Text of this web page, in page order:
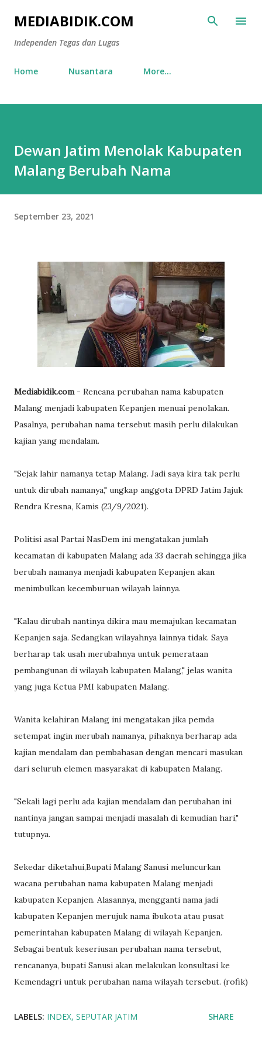
Skip to main content
MEDIABIDIK.COM
Independen Tegas dan Lugas
Home Nusantara More…
Dewan Jatim Menolak Kabupaten
Malang Berubah Nama
September 23, 2021
Mediabidik.com- Rencana perubahan nama kabupaten
Malang menjadi kabupaten Kepanjen menuai penolakan.
Pasalnya, perubahan nama tersebut masih perlu dilakukan
kajian yang mendalam.
"Sejak lahir namanya tetap Malang. Jadi saya kira tak perlu
untuk dirubah namanya," ungkap anggota DPRD Jatim Jajuk
Rendra Kresna, Kamis (23/9/2021).
Politisi asal Partai NasDem ini mengatakan jumlah
kecamatan di kabupaten Malang ada 33 daerah sehingga jika
berubah namanya menjadi kabupaten Kepanjen akan
menimbulkan kecemburuan wilayah lainnya.
"Kalau dirubah nantinya dikira mau memajukan kecamatan
Kepanjen saja. Sedangkan wilayahnya lainnya tidak. Saya
berharap tak usah merubahnya untuk pemerataan
pembangunan di wilayah kabupaten Malang," jelas wanita
yang juga Ketua PMI kabupaten Malang.
Wanita kelahiran Malang ini mengatakan jika pemda
setempat ingin merubah namanya, pihaknya berharap ada
kajian mendalam dan pembahasan dengan mencari masukan
dari seluruh elemen masyarakat di kabupaten Malang.
"Sekali lagi perlu ada kajian mendalam dan perubahan ini
nantinya jangan sampai menjadi masalah di kemudian hari,"
tutupnya.
Sekedar diketahui,Bupati Malang Sanusi meluncurkan
wacana perubahan nama kabupaten Malang menjadi
kabupaten Kepanjen. Alasannya, mengganti nama jadi
kabupaten Kepanjen merujuk nama ibukota atau pusat
pemerintahan kabupaten Malang di wilayah Kepanjen.
Sebagai bentuk keseriusan perubahan nama tersebut,
rencananya, bupati Sanusi akan melakukan konsultasi ke
Kemendagri untuk perubahan nama wilayah tersebut. (rofik)
LABELS: INDEX SEPUTAR JATIM SHARE